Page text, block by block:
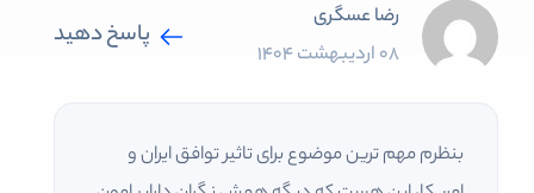
رضا عسگری
08 اردیبهشت 1404
پاسخ دهید
بنظرم مهم ترین موضوع برای تاثیر توافق ایران و